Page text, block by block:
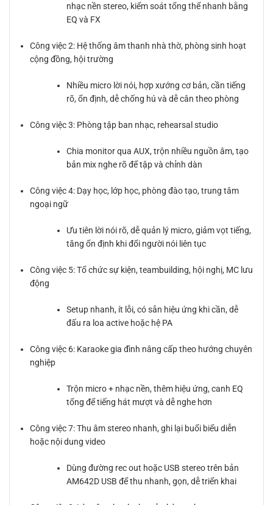
nhạc nền stereo, kiểm soát tổng thể nhanh bằng
EQ và FX
Công việc 2: Hệ thống âm thanh nhà thờ, phòng sinh hoạt
cộng đồng, hội trường
Nhiều micro lời nói, hợp xướng cơ bản, cần tiếng
rõ, ổn định, dễ chống hú và dễ cân theo phòng
Công việc 3: Phòng tập ban nhạc, rehearsal studio
Chia monitor qua AUX, trộn nhiều nguồn âm, tạo
bản mix nghe rõ để tập và chỉnh dàn
Công việc 4: Dạy học, lớp học, phòng đào tạo, trung tâm
ngoại ngữ
Ưu tiên lời nói rõ, dễ quản lý micro, giảm vọt tiếng,
tăng ổn định khi đổi người nói liên tục
Công việc 5: Tổ chức sự kiện, teambuilding, hội nghị, MC lưu
động
Setup nhanh, ít lỗi, có sẵn hiệu ứng khi cần, dễ
đấu ra loa active hoặc hệ PA
Công việc 6: Karaoke gia đình nâng cấp theo hướng chuyên
nghiệp
Trộn micro + nhạc nền, thêm hiệu ứng, canh EQ
tổng để tiếng hát mượt và dễ nghe hơn
Công việc 7: Thu âm stereo nhanh, ghi lại buổi biểu diễn
hoặc nội dung video
Dùng đường rec out hoặc USB stereo trên bản
AM642D USB để thu nhanh, gọn, dễ triển khai